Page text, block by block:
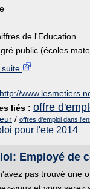
de l'Education
public (écoles
suite
http://
liés : offre
/ offres d'emploi dans
pour l'ete 2014
Employé de
pas trouvé une